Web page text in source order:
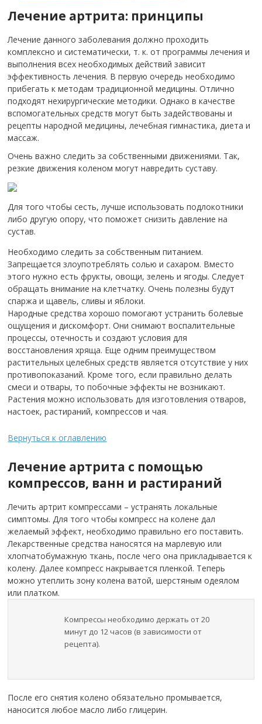
Лечение артрита: принципы
Лечение данного заболевания должно проходить
комплексно и систематически, т. к. от программы лечения и
выполнения всех необходимых действий зависит
эффективность лечения. В первую очередь необходимо
прибегать к методам традиционной медицины. Отлично
подходят нехирургические методики. Однако в качестве
вспомогательных средств могут быть задействованы и
рецепты народной медицины, лечебная гимнастика, диета и
массаж.
Очень важно следить за собственными движениями. Так,
резкие движения коленом могут навредить суставу.
Для того чтобы сесть, лучше использовать подлокотники
либо другую опору, что поможет снизить давление на
сустав.
Необходимо следить за собственным питанием.
Запрещается злоупотреблять солью и сахаром. Вместо
этого нужно есть фрукты, овощи, зелень и ягоды. Следует
обращать внимание на клетчатку. Очень полезны будут
спаржа и щавель, сливы и яблоки.
Народные средства хорошо помогают устранить болевые
ощущения и дискомфорт. Они снимают воспалительные
процессы, отечность и создают условия для
восстановления хряща. Еще одним преимуществом
растительных целебных средств является отсутствие у них
противопоказаний. Кроме того, если правильно делать
смеси и отвары, то побочные эффекты не возникают.
Растения можно использовать для изготовления отваров,
настоек, растираний, компрессов и чая.
Вернуться к оглавлению
Лечение артрита с помощью
компрессов, ванн и растираний
Лечить артрит компрессами – устранять локальные
симптомы. Для того чтобы компресс на колене дал
желаемый эффект, необходимо правильно его поставить.
Лекарственные средства наносятся на марлевую или
хлопчатобумажную ткань, после чего она прикладывается к
колену. Далее компресс накрывается пленкой. Теперь
можно утеплить зону колена ватой, шерстяным одеялом
или платком.
Компрессы необходимо держать от 20
минут до 12 часов (в зависимости от
рецепта).
После его снятия колено обязательно промывается,
наносится любое масло либо глицерин.